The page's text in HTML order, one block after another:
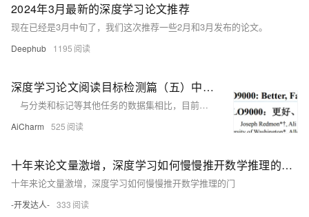
2024年3月最新的深度学习论文推荐
现在已经是3月中旬了，我们这次推荐一些2月和3月发布的论文。
Deephub 1195
深度学习论文阅读目标检测篇（五）中文版：YOLOv2《 YOLO9000: Better, Faster, Stronger》
与分类和标记等其他任务的数据集相比，目前目标检测数据集是有限的。最常见的检测数据集包含成千上万到数十万张具有成百上千个标签的图像[3][10][2]。分类数据集有数以百万计的图像，数十或数十万个类别[20][2]。
AiCharm 525
十年来论文量激增，深度学习如何慢慢推开数学推理的门（2）
十年来论文量激增，深度学习如何慢慢推开数学推理的门
-开发达人- 333